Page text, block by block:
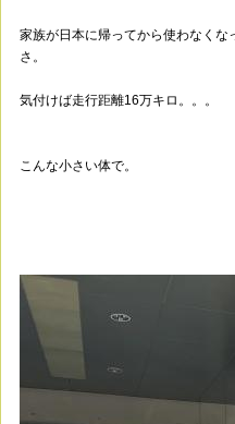
家族が日本に帰ってから使わなく
さ。
気付けば走行距離16万キロ。。。
こんな小さい体で。